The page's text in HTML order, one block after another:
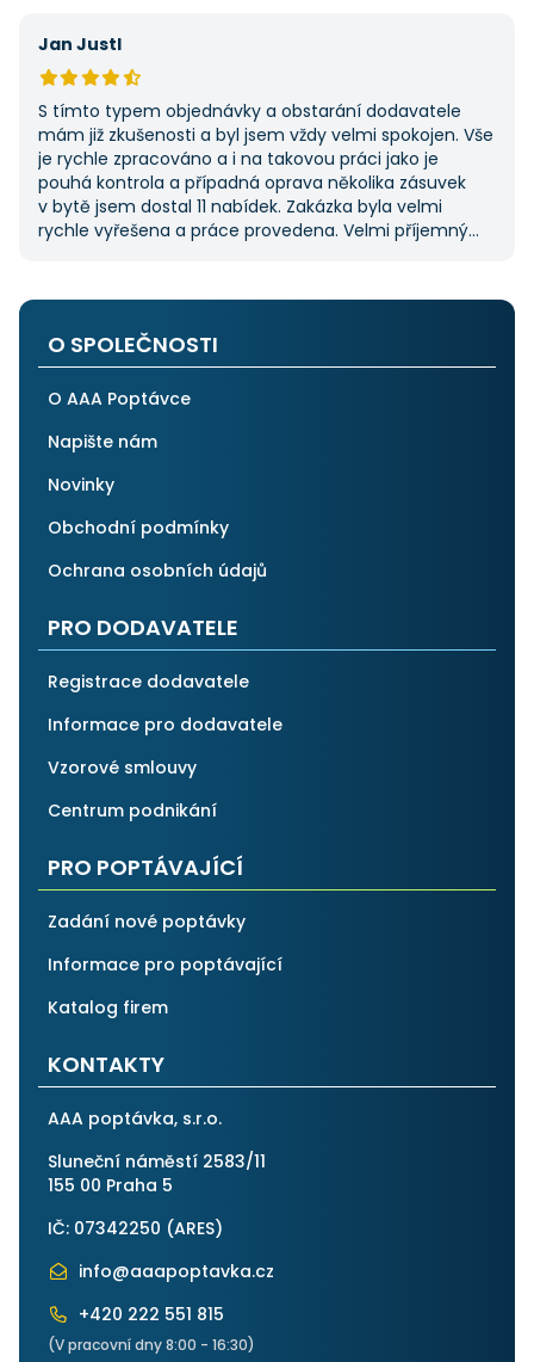
i ostatním.
Jan Justl
S tímto typem objednávky a obstarání dodavatele
mám již zkušenosti a byl jsem vždy velmi spokojen. Vše
je rychle zpracováno a i na takovou práci jako je
pouhá kontrola a případná oprava několika zásuvek
v bytě jsem dostal 11 nabídek. Zakázka byla velmi
rychle vyřešena a práce provedena. Velmi příjemný
po všech stránkách plně spolehnout.
O SPOLEČNOSTI
O AAA Poptávce
Napište nám
Novinky
Obchodní podmínky
Ochrana osobních údajů
PRO DODAVATELE
Registrace dodavatele
Informace pro dodavatele
Vzorové smlouvy
Centrum podnikání
PRO POPTÁVAJÍCÍ
Zadání nové poptávky
Informace pro poptávající
Katalog firem
KONTAKTY
AAA poptávka, s.r.o.
Sluneční náměstí 2583/11
155 00 Praha 5
IČ: 07342250 (ARES)
info@aaapoptavka.cz
+420 222 551 815
(V pracovní dny 8:00 - 16:30)